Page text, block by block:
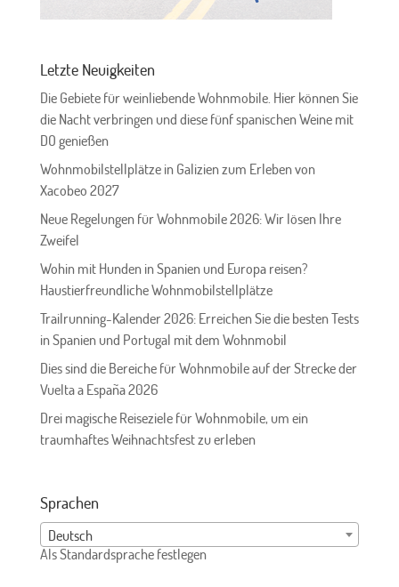
Letzte Neuigkeiten
Die Gebiete für weinliebende Wohnmobile. Hier können Sie
die Nacht verbringen und diese fünf spanischen Weine mit
DO genießen
Wohnmobilstellplätze in Galizien zum Erleben von
Xacobeo 2027
Neue Regelungen für Wohnmobile 2026: Wir lösen Ihre
Zweifel
Wohin mit Hunden in Spanien und Europa reisen?
Haustierfreundliche Wohnmobilstellplätze
Trailrunning-Kalender 2026: Erreichen Sie die besten Tests
in Spanien und Portugal mit dem Wohnmobil
Dies sind die Bereiche für Wohnmobile auf der Strecke der
Vuelta a España 2026
Drei magische Reiseziele für Wohnmobile, um ein
traumhaftes Weihnachtsfest zu erleben
Sprachen
Deutsch
Als Standardsprache festlegen